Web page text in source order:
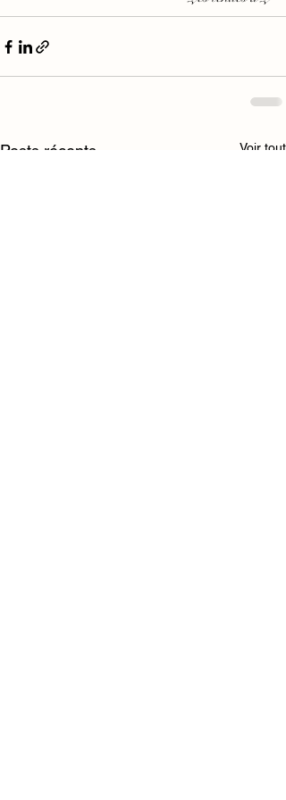
Posts récents Voir tout